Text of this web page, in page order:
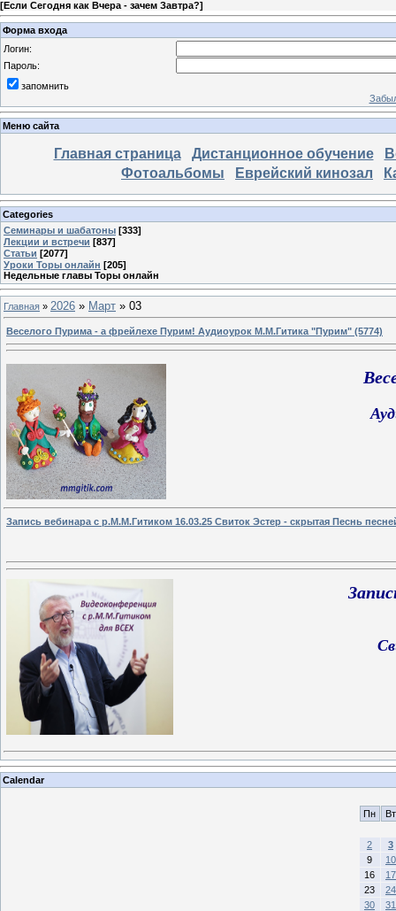
[Если Сегодня как Вчера - зачем Завтра?]
Форма входа
Логин:
Пароль:
запомнить
Меню сайта
Главная страница Дистанционное обучение
Фотоальбомы
Еврейский кинозал
Categories
Семинары и шабатоны [333]
Лекции и встречи [837]
Статьи [2077]
Уроки Торы онлайн [205]
Недельные главы Торы онлайн
Главная » 2026 » Март » 03
Веселого Пурима - а фрейлехе Пурим! Аудиоурок М.М.Гитика "Пурим" (5774)
Запись вебинара с р.М.М.Гитиком 16.03.25 Свиток Эстер - скрытая Песнь
Calendar
Пн Вт
2
3
9
10
16
17
23
24
30
31